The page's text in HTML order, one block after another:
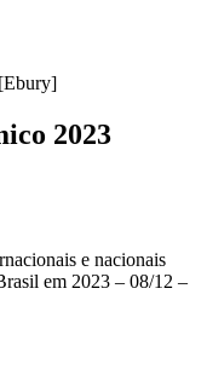
2023
e nacionais
em 2023 – 08/12 –